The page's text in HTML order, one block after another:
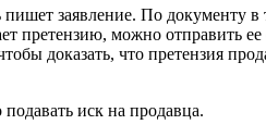
заявление. По документу
претензию, можно
доказать, что претензия
иск на продавца.